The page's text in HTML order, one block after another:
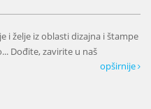
i želje iz oblasti dizajna i štampe
Dođite, zavirite u naš
opširnije